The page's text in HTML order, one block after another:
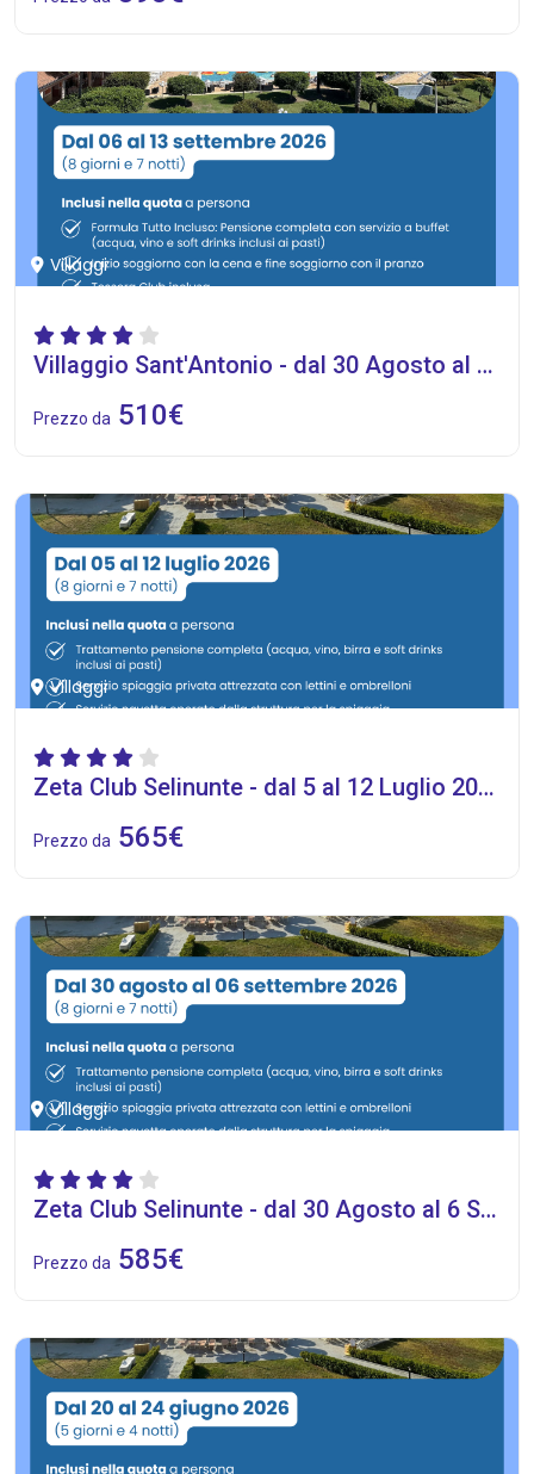
Villaggi
Villaggio Sant'Antonio - dal 30 Agosto al 6 Settembre 2026
Prezzo da 510€
Villaggi
Zeta Club Selinunte - dal 5 al 12 Luglio 2026
Prezzo da 565€
Villaggi
Zeta Club Selinunte - dal 30 Agosto al 6 Settembre 2026
Prezzo da 585€